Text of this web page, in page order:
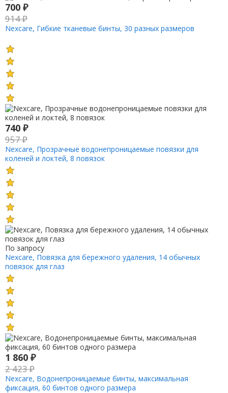
700 ₽
914₽
Nexcare, Гибкие тканевые бинты, 30 разных размеров
740 ₽
957₽
Nexcare, Прозрачные водонепроницаемые повязки для
коленей и локтей, 8 повязок
По запросу
Nexcare, Повязка для бережного удаления, 14 обычных
повязок для глаз
1 860 ₽
2 423₽
Nexcare, Водонепроницаемые бинты, максимальная
фиксация, 60 бинтов одного размера